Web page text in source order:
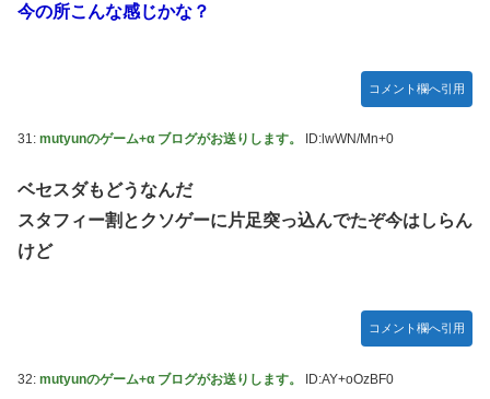
今の所こんな感じかな？
コメント欄へ引用
31: mutyunのゲーム+α ブログがお送りします。 ID:lwWN/Mn+0
ベセスダもどうなんだ
スタフィー割とクソゲーに片足突っ込んでたぞ今はしらん
けど
コメント欄へ引用
32: mutyunのゲーム+α ブログがお送りします。 ID:AY+oOzBF0